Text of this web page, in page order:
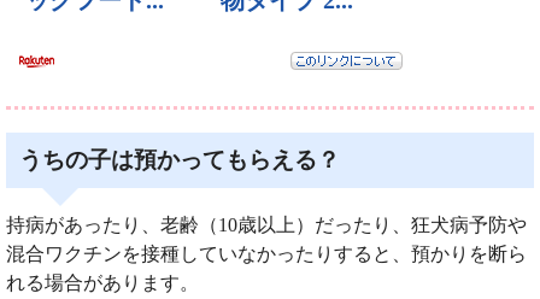
うちの子は預かってもらえる？
持病があったり、老齢（10歳以上）だったり、狂犬病予防や
混合ワクチンを接種していなかったりすると、預かりを断ら
れる場合があります。